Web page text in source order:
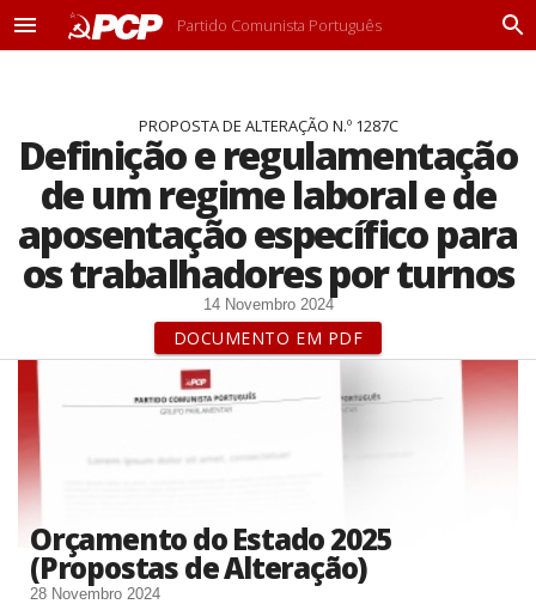
M
Partido Comunista Português
P
r
a
PROPOSTA DE ALTERAÇÃO N.º 1287C
Definição e regulamentação
de um regime laboral e de
aposentação específico para
os trabalhadores por turnos
14 Novembro 2024
DOCUMENTO EM PDF
Orçamento do Estado 2025
(Propostas de Alteração)
28 Novembro 2024